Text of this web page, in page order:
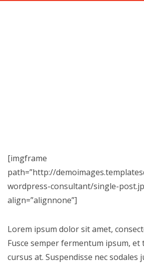
[imgframe
path=”http://
wordpress-consultant/single-
align=”alignnone”]
Lorem ipsum dolor sit amet,
Fusce semper fermentum ipsum, et
cursus at. Suspendisse nec sodales